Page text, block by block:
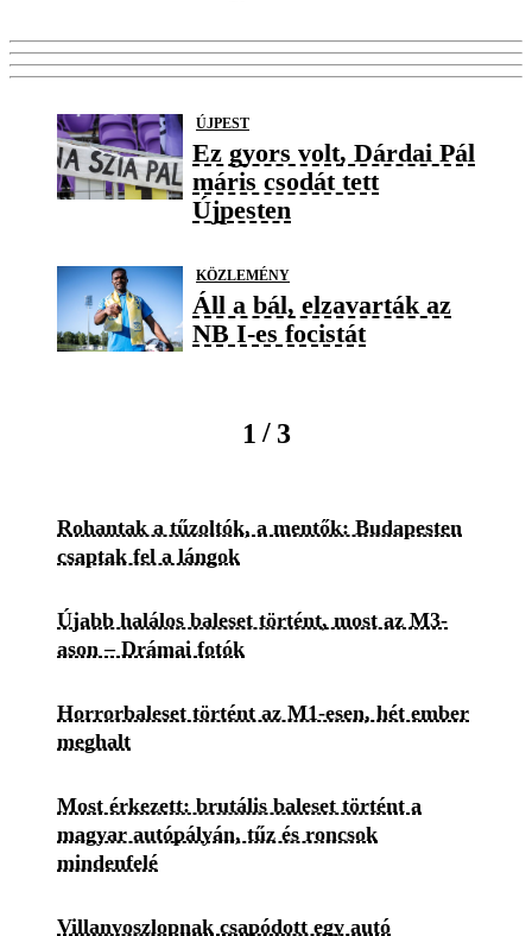
ÚJPEST
Ez gyors volt, Dárdai Pál
máris csodát tett
Újpesten
KÖZLEMÉNY
Áll a bál, elzavarták az
NB I-es focistát
1 / 3
Rohantak a tűzoltók, a mentők: Budapesten
csaptak fel a lángok
Újabb halálos baleset történt, most az M3-
ason – Drámai fotók
Horrorbaleset történt az M1-esen, hét ember
meghalt
Most érkezett: brutális baleset történt a
magyar autópályán, tűz és roncsok
mindenfelé
Villanyoszlopnak csapódott egy autó